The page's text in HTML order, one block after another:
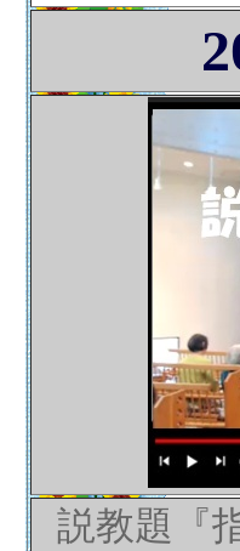
説教題『